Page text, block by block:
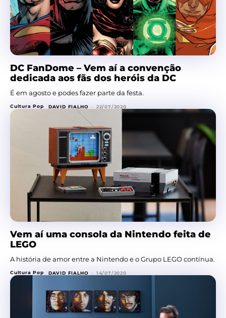
DC FanDome – Vem aí a convenção
dedicada aos fãs dos heróis da DC
É em agosto e podes fazer parte da festa.
Cultura Pop DAVID FIALHO - 22/07/2020
Vem aí uma consola da Nintendo feita de
LEGO
A história de amor entre a Nintendo e o Grupo LEGO contínua.
Cultura Pop DAVID FIALHO - 14/07/2020